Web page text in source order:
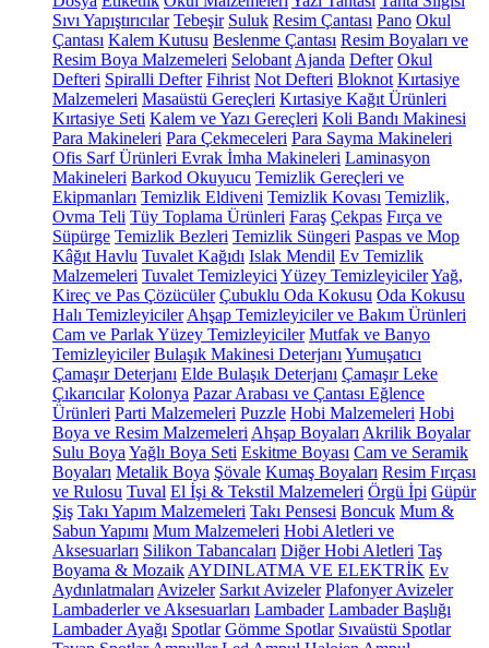
Sıvı Yapıştırıcılar Tebeşir Suluk Resim Çantası Pano Okul
Çantası Kalem Kutusu Beslenme Çantası Resim Boyaları ve
Resim Boya Malzemeleri Selobant Ajanda Defter Okul
Defteri Spiralli Defter Fihrist Not Defteri Bloknot Kırtasiye
Malzemeleri Masaüstü Gereçleri Kırtasiye Kağıt Ürünleri
Kırtasiye Seti Kalem ve Yazı Gereçleri Koli Bandı Makinesi
Para Makineleri Para Çekmeceleri Para Sayma Makineleri
Ofis Sarf Ürünleri Evrak İmha Makineleri Laminasyon
Makineleri Barkod Okuyucu Temizlik Gereçleri ve
Ekipmanları Temizlik Eldiveni Temizlik Kovası Temizlik,
Ovma Teli Tüy Toplama Ürünleri Faraş Çekpas Fırça ve
Süpürge Temizlik Bezleri Temizlik Süngeri Paspas ve Mop
Kâğıt Havlu Tuvalet Kağıdı Islak Mendil Ev Temizlik
Malzemeleri Tuvalet Temizleyici Yüzey TemizleyicilerYağ,
Kireç ve Pas Çözücüler Çubuklu Oda Kokusu Oda Kokusu
Halı Temizleyiciler Ahşap Temizleyiciler ve Bakım Ürünleri
Cam ve Parlak Yüzey Temizleyiciler Mutfak ve Banyo
Temizleyiciler Bulaşık Makinesi Deterjanı Yumuşatıcı
Çamaşır Deterjanı Elde Bulaşık Deterjanı Çamaşır Leke
Çıkarıcılar Kolonya Pazar Arabası ve Çantası Eğlence
Ürünleri Parti Malzemeleri Puzzle Hobi Malzemeleri Hobi
Boya ve Resim Malzemeleri Ahşap Boyaları Akrilik Boyalar
Sulu Boya Yağlı Boya Seti Eskitme Boyası Cam ve Seramik
Boyaları Metalik Boya Şövale Kumaş Boyaları Resim Fırçası
ve Rulosu Tuval El İşi & Tekstil Malzemeleri Örgü İpi Güpür
Şiş Takı Yapım Malzemeleri Takı Pensesi Boncuk Mum &
Sabun Yapımı Mum Malzemeleri Hobi Aletleri ve
Aksesuarları Silikon Tabancaları Diğer Hobi Aletleri Taş
Boyama & Mozaik AYDINLATMA VE ELEKTRİK Ev
Aydınlatmaları Avizeler Sarkıt Avizeler Plafonyer Avizeler
Lambaderler ve Aksesuarları Lambader Lambader Başlığı
Lambader Ayağı Spotlar Gömme Spotlar Sıvaüstü Spotlar